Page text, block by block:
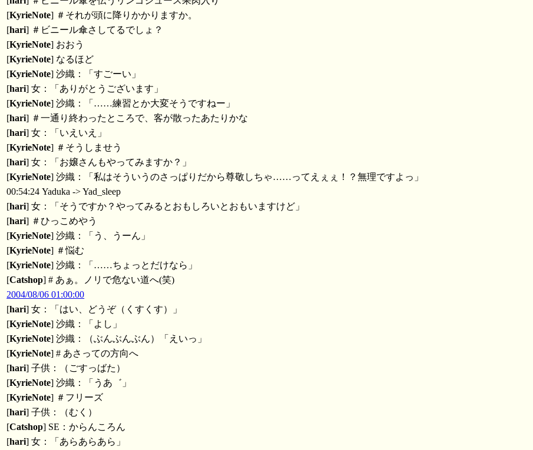
[KyrieNote] ＃それが頭に降りかかりますか。
[hari] ＃ビニール傘さしてるでしょ？
[KyrieNote] おおう
[KyrieNote] なるほど
[KyrieNote] 沙織：「すごーい」
[hari] 女：「ありがとうございます」
[KyrieNote] 沙織：「……練習とか大変そうですねー」
[hari] ＃一通り終わったところで、客が散ったあたりかな
[hari] 女：「いえいえ」
[KyrieNote] ＃そうしませう
[hari] 女：「お嬢さんもやってみますか？」
[KyrieNote] 沙織：「私はそういうのさっぱりだから尊敬しちゃ……ってえぇぇ！？無理ですよっ」
00:54:24 Yaduka -> Yad_sleep
[hari] 女：「そうですか？やってみるとおもしろいとおもいますけど」
[hari] ＃ひっこめやう
[KyrieNote] 沙織：「う、うーん」
[KyrieNote] ＃悩む
[KyrieNote] 沙織：「……ちょっとだけなら」
[Catshop] # あぁ。ノリで危ない道へ(笑)
2004/08/06 01:00:00
[hari] 女：「はい、どうぞ（くすくす）」
[KyrieNote] 沙織：「よし」
[KyrieNote] 沙織：（ぶんぶんぶん）「えいっ」
[KyrieNote] # あさっての方向へ
[hari] 子供：（ごすっばた）
[KyrieNote] 沙織：「うあ゛」
[KyrieNote] ＃フリーズ
[hari] 子供：（むく）
[Catshop] SE：からんころん
[hari] 女：「あらあらあら」